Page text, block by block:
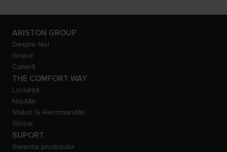
ARISTON GROUP
Despre Noi
Grupul
Carieră
THE COMFORT WAY
Locuință
Noutăți
Sfaturi Si Recomandări
Glosar
SUPORT
Garantia produsului